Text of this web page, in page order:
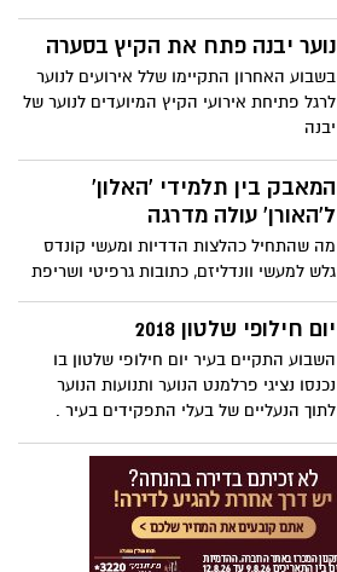
הפתיחה לאירועי חודש אוגוסט לנוער יבנה.
נוער יבנה פתח את הקיץ בסערה
בשבוע האחרון התקיימו שלל אירועים לנוער
לרגל פתיחת אירועי הקיץ המיועדים לנוער של
יבנה
המאבק בין תלמידי 'האלון'
ל'האורן' עולה מדרגה
מה שהתחיל כהלצות הדדיות ומעשי קונדס
גלש למעשי וונדליזם, כתובות גרפיטי ושריפת
רכוש
יום חילופי שלטון 2018
השבוע התקיים בעיר יום חילופי שלטון בו
נכנסו נציגי פרלמנט הנוער ותנועות הנוער
לתוך הנעליים של בעלי התפקידים בעיר .